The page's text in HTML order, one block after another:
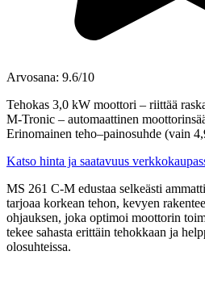
Arvosana: 9.6/10
Tehokas 3,0 kW moottori – riittää
M-Tronic – automaattinen
Erinomainen teho–painosuhde (vain
Katso hinta ja saatavuus
MS 261 C-M edustaa selkeästi
tarjoaa korkean tehon, kevyen
ohjauksen, joka optimoi moottorin
tekee sahasta erittäin tehokkaan ja
olosuhteissa.